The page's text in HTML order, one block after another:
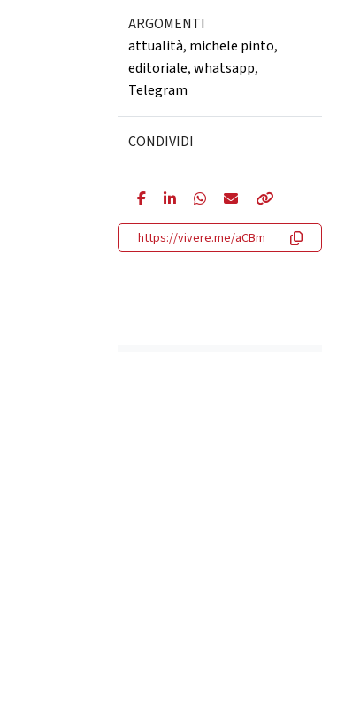
ARGOMENTI
attualità, michele pinto,
editoriale,whatsapp,
Telegram
CONDIVIDI
https://vivere.me/aCBm